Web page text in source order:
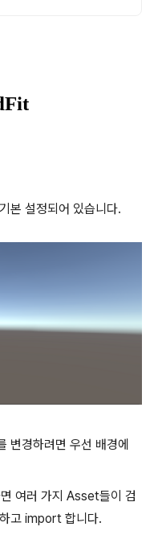
본 설정되어 있습니다.
변경하려면 우선 배경에
여러 가지 Asset들이 검
고 import 합니다.